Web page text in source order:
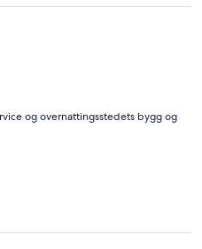
og overnattingsstedets bygg og